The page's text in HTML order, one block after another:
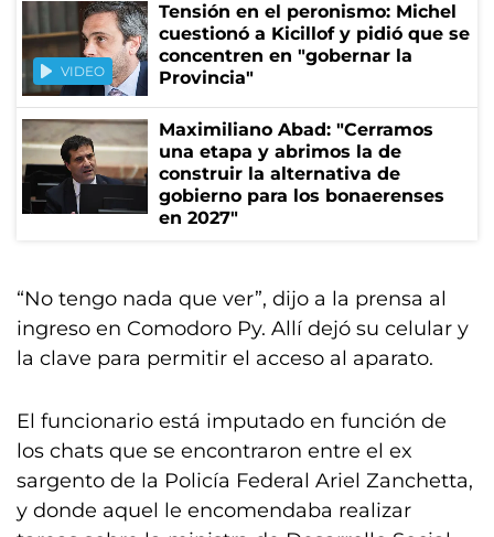
VIDEO
Tensión en el peronismo: Michel
cuestionó a Kicillof y pidió que se
concentren en "gobernar la
Provincia"
Maximiliano Abad: "Cerramos
una etapa y abrimos la de
construir la alternativa de
gobierno para los bonaerenses
en 2027"
“No tengo nada que ver”, dijo a la prensa al
ingreso en Comodoro Py. Allí dejó su celular y
la clave para permitir el acceso al aparato.
El funcionario está imputado en función de
los chats que se encontraron entre el ex
sargento de la Policía Federal Ariel Zanchetta,
y donde aquel le encomendaba realizar